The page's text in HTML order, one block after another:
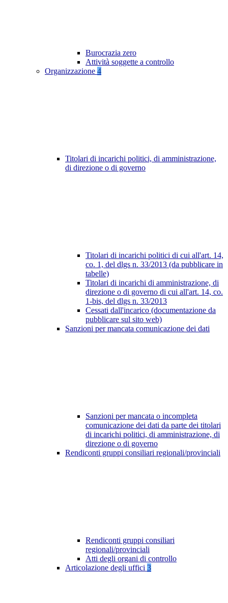
Burocrazia zero
Attività soggette a controllo
Organizzazione 4
Titolari di incarichi politici, di amministrazione,
di direzione o di governo
Titolari di incarichi politici di cui all'art. 14,
co. 1, del dlgs n. 33/2013 (da pubblicare in
tabelle)
Titolari di incarichi di amministrazione, di
direzione o di governo di cui all'art. 14, co.
1-bis, del dlgs n. 33/2013
Cessati dall'incarico (documentazione da
pubblicare sul sito web)
Sanzioni per mancata comunicazione dei dati
Sanzioni per mancata o incompleta
comunicazione dei dati da parte dei titolari
di incarichi politici, di amministrazione, di
direzione o di governo
Rendiconti gruppi consiliari regionali/provinciali
Rendiconti gruppi consiliari
regionali/provinciali
Atti degli organi di controllo
Articolazione degli uffici 3